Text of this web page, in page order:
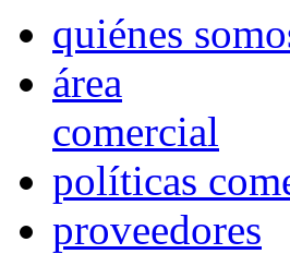
quiénes
área
comercial
políticas
proveedores